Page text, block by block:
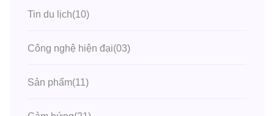
Tin du lịch(10)
Công nghệ hiện đại(03)
Sản phẩm(11)